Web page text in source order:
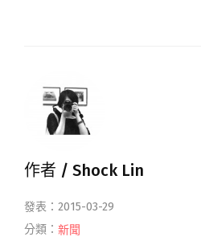
作者 / Shock Lin
發表：2015-03-29
分類： 新聞